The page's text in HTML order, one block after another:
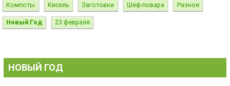
Компоты Кисель Заготовки Шеф-повара Разное
Новый Год 23 февраля
НОВЫЙ ГОД